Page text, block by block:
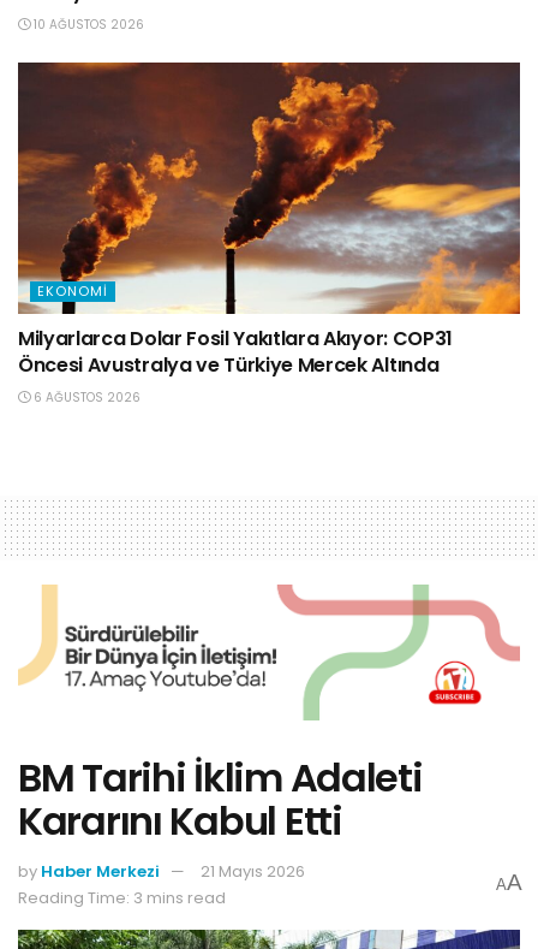
10 AĞUSTOS 2026
EKONOMI
Milyarlarca Dolar Fosil Yakıtlara Akıyor: COP31
Öncesi Avustralya ve Türkiye Mercek Altında
6 AĞUSTOS 2026
BM Tarihi İklim Adaleti
Kararını Kabul Etti
by Haber Merkezi
21 Mayıs 2026
Reading Time: 3 mins read
AA